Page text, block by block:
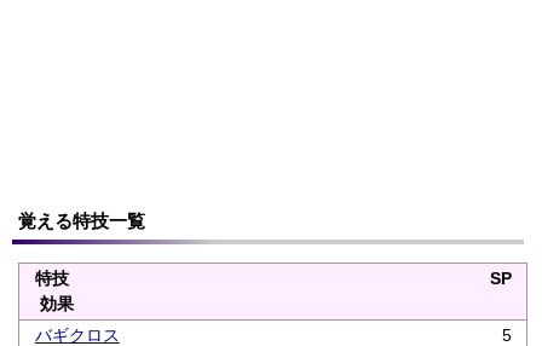
覚える特技一覧
特技
SP
効果
バギクロス
5